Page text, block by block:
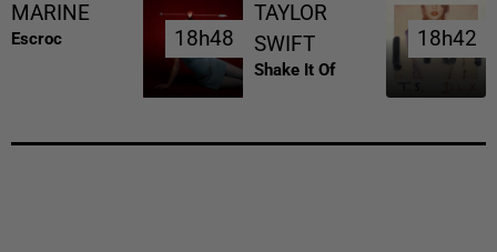
MARINE
Escroc 18h48
18h48
TAYLOR
SWIFT
Shake It Of
18h42
18h42